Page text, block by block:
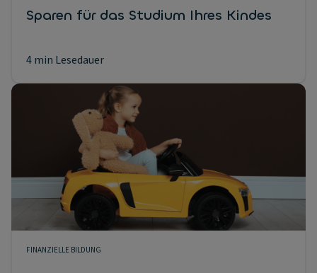
Sparen für das Studium Ihres Kindes
4 min Lesedauer
FINANZIELLE BILDUNG